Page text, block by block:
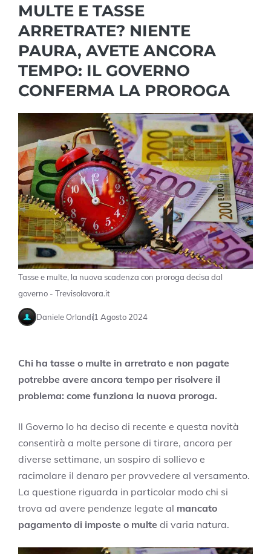
MULTE E TASSE
ARRETRATE? NIENTE
PAURA, AVETE ANCORA
TEMPO: IL GOVERNO
CONFERMA LA PROROGA
Tasse e multe, la nuova scadenza con proroga decisa dal
governo - Trevisolavora.it
Daniele Orlandi1 Agosto 2024
Chi ha tasse o multe in arretrato e non pagate
potrebbe avere ancora tempo per risolvere il
problema: come funziona la nuova proroga.
Il Governo lo ha deciso di recente e questa novità
consentirà a molte persone di tirare, ancora per
diverse settimane, un sospiro di sollievo e
racimolare il denaro per provvedere al versamento.
La questione riguarda in particolar modo chi si
trova ad avere pendenze legate al mancato
pagamento di imposte o multe di varia natura.